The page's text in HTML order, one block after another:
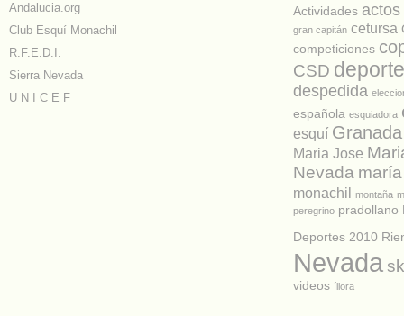
Andalucia.org
Club Esquí Monachil
R.F.E.D.I.
Sierra Nevada
U N I C E F
Actividades actos
gran capitán cetursa
competiciones
CSD deporte
despedida
española esquiadora
esquí Granada
Maria Jose
Nevada
monachil montaña
peregrino pradollano
Deportes 2010
Nevada
videos íllora